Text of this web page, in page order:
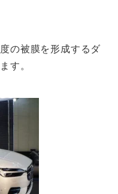
の被膜を形成するダ
す。